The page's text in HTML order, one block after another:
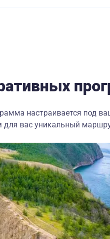
настраивается под
для вас уникальный